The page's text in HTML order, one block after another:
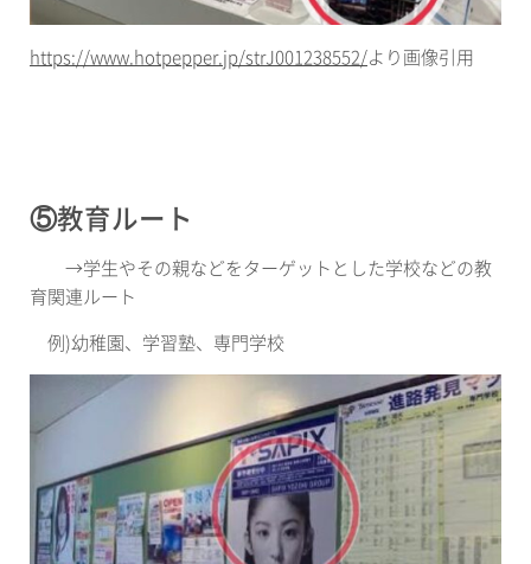
https://www.hotpepper.jp/strJ001238552/より画像引用
⑤教育ルート
→学生やその親などをターゲットとした学校などの教
育関連ルート
例)幼稚園、学習塾、専門学校